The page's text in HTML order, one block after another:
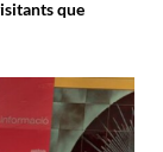
que